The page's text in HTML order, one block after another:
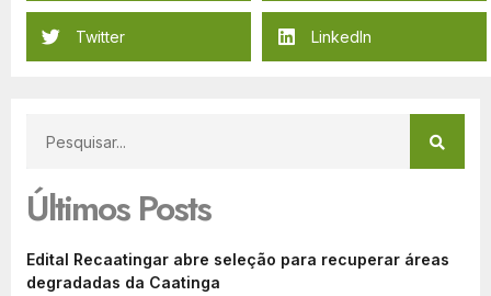
Twitter LinkedIn
Últimos Posts
Edital Recaatingar abre seleção para recuperar áreas
degradadas da Caatinga